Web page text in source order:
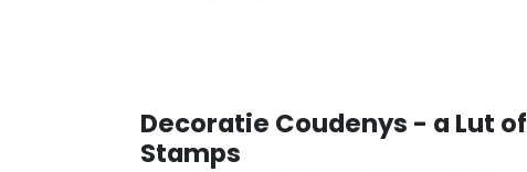
Decoratie Coudenys - a Lut of
Stamps